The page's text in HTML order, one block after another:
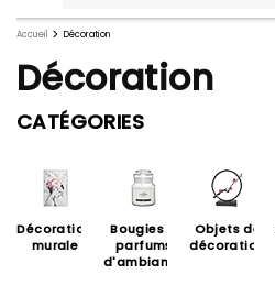
Accueil Décoration
Décoration
CATÉGORIES
Décoration
murale
Bougies &
parfums
d'ambiance
Objets de
décoration